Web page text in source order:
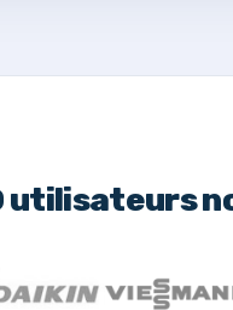
utilisateurs